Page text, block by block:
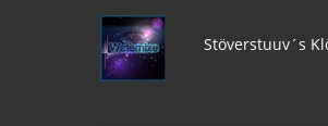
Stöverstuuv´s